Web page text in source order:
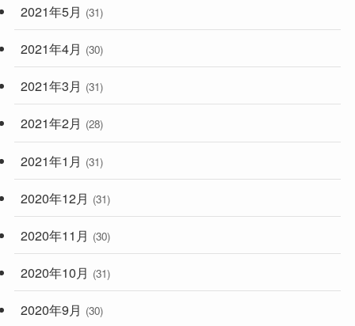
2021年5月 (31)
2021年4月 (30)
2021年3月 (31)
2021年2月 (28)
2021年1月 (31)
2020年12月 (31)
2020年11月 (30)
2020年10月 (31)
2020年9月 (30)